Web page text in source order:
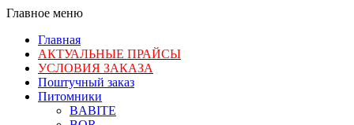
Главное меню
Главная
АКТУАЛЬНЫЕ ПРАЙСЫ
УСЛОВИЯ ЗАКАЗА
Поштучный заказ
Питомники
BABITE